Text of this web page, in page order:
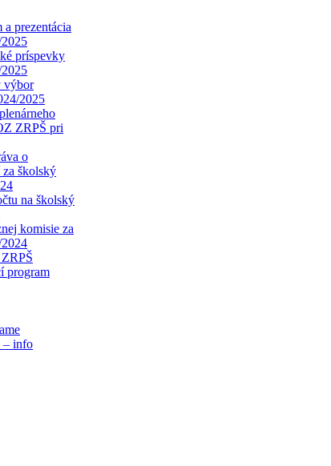
prezentácia
príspevky
výbor
2025
ZRPŠ pri
o
za školský
na školský
komisie za
program
– info